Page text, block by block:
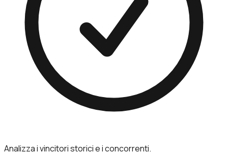
Analizza i vincitori storici e i concorrenti.